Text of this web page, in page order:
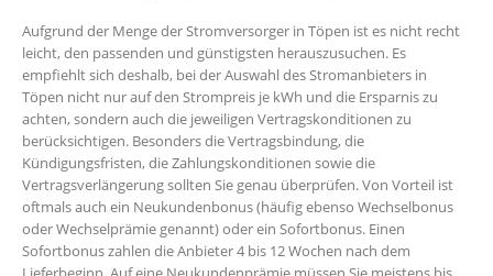
Aufgrund der Menge der Stromversorger in Töpen ist es nicht recht
leicht, den passenden und günstigsten herauszusuchen. Es
empfiehlt sich deshalb, bei der Auswahl des Stromanbieters in
Töpen nicht nur auf den Strompreis je kWh und die Ersparnis zu
achten, sondern auch die jeweiligen Vertragskonditionen zu
berücksichtigen. Besonders die Vertragsbindung, die
Kündigungsfristen, die Zahlungskonditionen sowie die
Vertragsverlängerung sollten Sie genau überprüfen. Von Vorteil ist
oftmals auch ein Neukundenbonus (häufig ebenso Wechselbonus
oder Wechselprämie genannt) oder ein Sofortbonus. Einen
Sofortbonus zahlen die Anbieter 4 bis 12 Wochen nach dem